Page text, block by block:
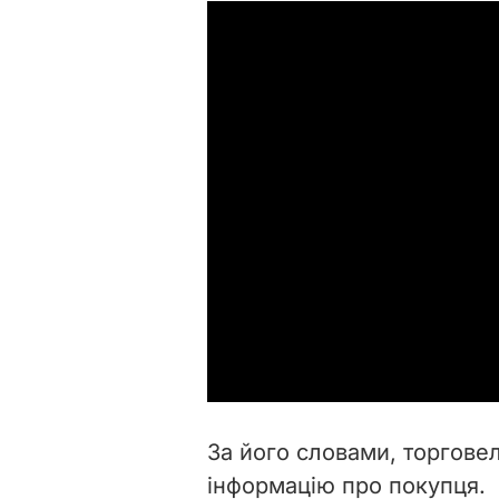
За його словами,
інформацію про покупця.